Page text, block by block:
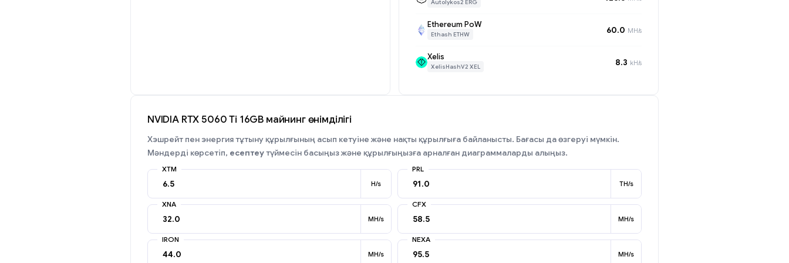
Autolykos2 ERG
Ethereum PoW
Ethash ETHW 60.0 MH/s
Xelis
XelisHashV2 XEL 8.3 kH/s
NVIDIA RTX 5060 Ti 16GB майнинг өнімділігі
Хэшрейт пен энергия тұтыну құрылғының асып кетуіне және нақты құрылғыға байланысты. Бағасы да өзгеруі мүмкін.
Мәндерді көрсетіп, есептеутүймесін басыңыз және құрылғыңызға арналған диаграммаларды алыңыз.
XTM
H/s
PRL
TH/s
XNA
MH/s
CFX
MH/s
IRON
MH/s
NEXA
MH/s